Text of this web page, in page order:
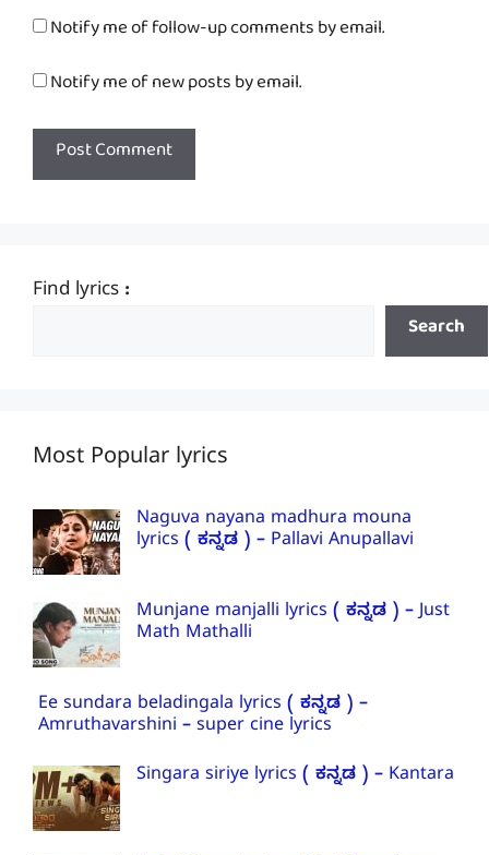
Notify me of follow-up comments by email.
Notify me of new posts by email.
Find lyrics :
Search
Most Popular lyrics
Naguva nayana madhura mouna
lyrics ( ಕನ್ನಡ ) – Pallavi Anupallavi
Munjane manjalli lyrics ( ಕನ್ನಡ ) – Just
Math Mathalli
Ee sundara beladingala lyrics ( ಕನ್ನಡ ) –
Amruthavarshini – super cine lyrics
Singara siriye lyrics ( ಕನ್ನಡ ) – Kantara